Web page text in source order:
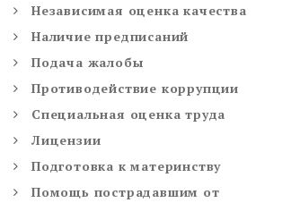
Независимая оценка качества
Наличие предписаний
Подача жалобы
Противодействие коррупции
Специальная оценка труда
Лицензии
Подготовка к материнству
Помощь пострадавшим от